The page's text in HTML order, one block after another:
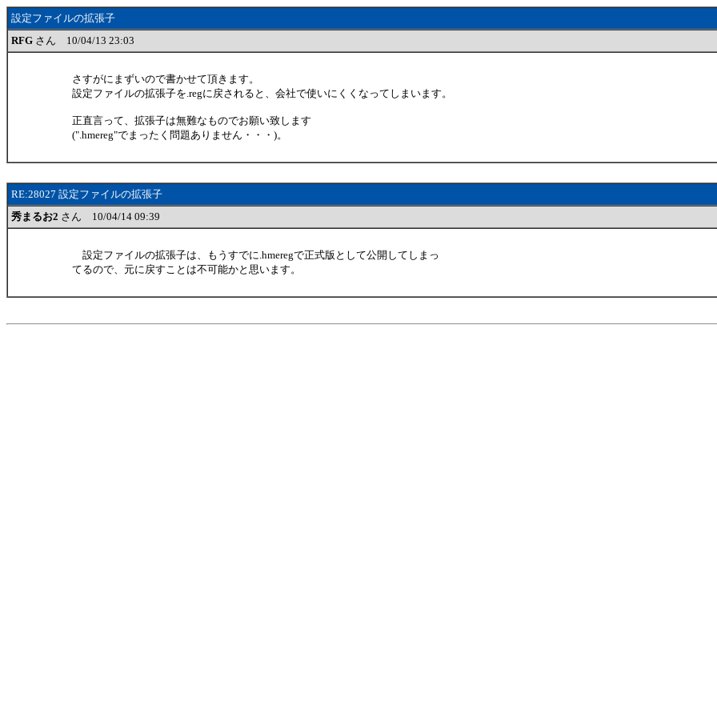
設定ファイルの拡張子
RFG さん 10/04/13 23:03
さすがにまずいので書かせて頂きます。
設定ファイルの拡張子を.regに戻されると、会社で使いにくくなってしまいます。
正直言って、拡張子は無難なものでお願い致します
(".hmereg"でまったく問題ありません・・・)。
RE:28027 設定ファイルの拡張子
秀まるお2 さん 10/04/14 09:39
設定ファイルの拡張子は、もうすでに.hmeregで正式版として公開してしまっ
てるので、元に戻すことは不可能かと思います。